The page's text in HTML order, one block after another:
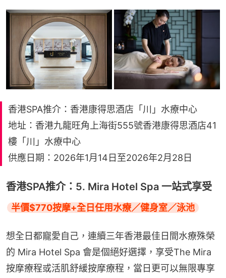
香港SPA推介：香港康得思酒店「川」水療中心
地址：香港九龍旺角上海街555號香港康得思酒店41
樓「川」水療中心
供應日期：2026年1月14日至2026年2月28日
香港SPA推介：5. Mira Hotel Spa 一站式享受
半價$770按摩+全日任用水療／健身室／泳池
想全日都寵愛自己，連續三年香港最佳日間水療殊榮
的 Mira Hotel Spa 會是個絕好選擇，享受The Mira
按摩療程或活肌舒緩按摩療程，當日更可以無限專享